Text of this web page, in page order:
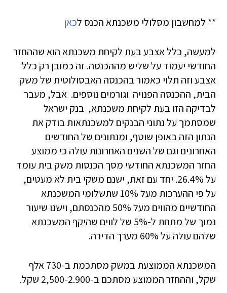
** למחשבון מסלולי משכנתא הכנס לכאן
למעשה, כלל אצבע בעת לקיחת משכנתא הוא שההחזר
החודשי יעמוד על שליש מההכנסה. זה כמובן רק כלל
אצבע וזה תלוי כאמור בהכנסה האבסולוטית של משק
הבית, ההכנסה הפנויה וגורמים נוספים. אבל, מעבר
לבדיקה הזו בעת לקיחת משכנתא, בנק ישראל
שמסתמך על נתוני הבנקים למשכנתאות בודק את
הנתון הזה באופן שוטף, ומנתונים של החודשים
האחרונים וגם של השנים האחרונות עולה כי ממוצע
החזר המשכנתא החודשי מסך הכנסות משק בית עומד
על 26.4%. יחד עם זאת, ישנם משקי בית לא מעטים,
על פי ההערכות מעל 10% שתשלומי המשכנתא
החודשיים מהווים מעל 50% מהכנסתם, וישנו שיעור
נמוך של מתחת ל-5% של לווים שהיקף המשכנתא
שלהם עולה על 60% מערך הדירה.
המשכנתא הממוצעת במשק מסתכמת ב-730 אלף
שקל, וההחזר הממוצע מסתכם ב-2,500-2.900 שקל.